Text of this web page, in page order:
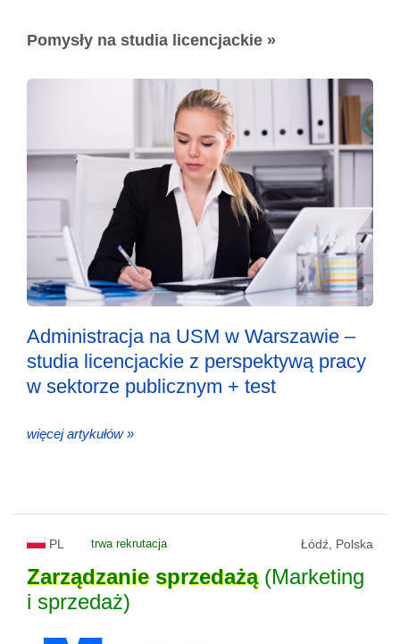
Pomysły na studia licencjackie »
Administracja na USM w Warszawie –
studia licencjackie z perspektywą pracy
w sektorze publicznym + test
więcej artykułów »
PL trwa rekrutacja Łódź, Polska
Zarządzanie sprzedażą(Marketing
i sprzedaż)